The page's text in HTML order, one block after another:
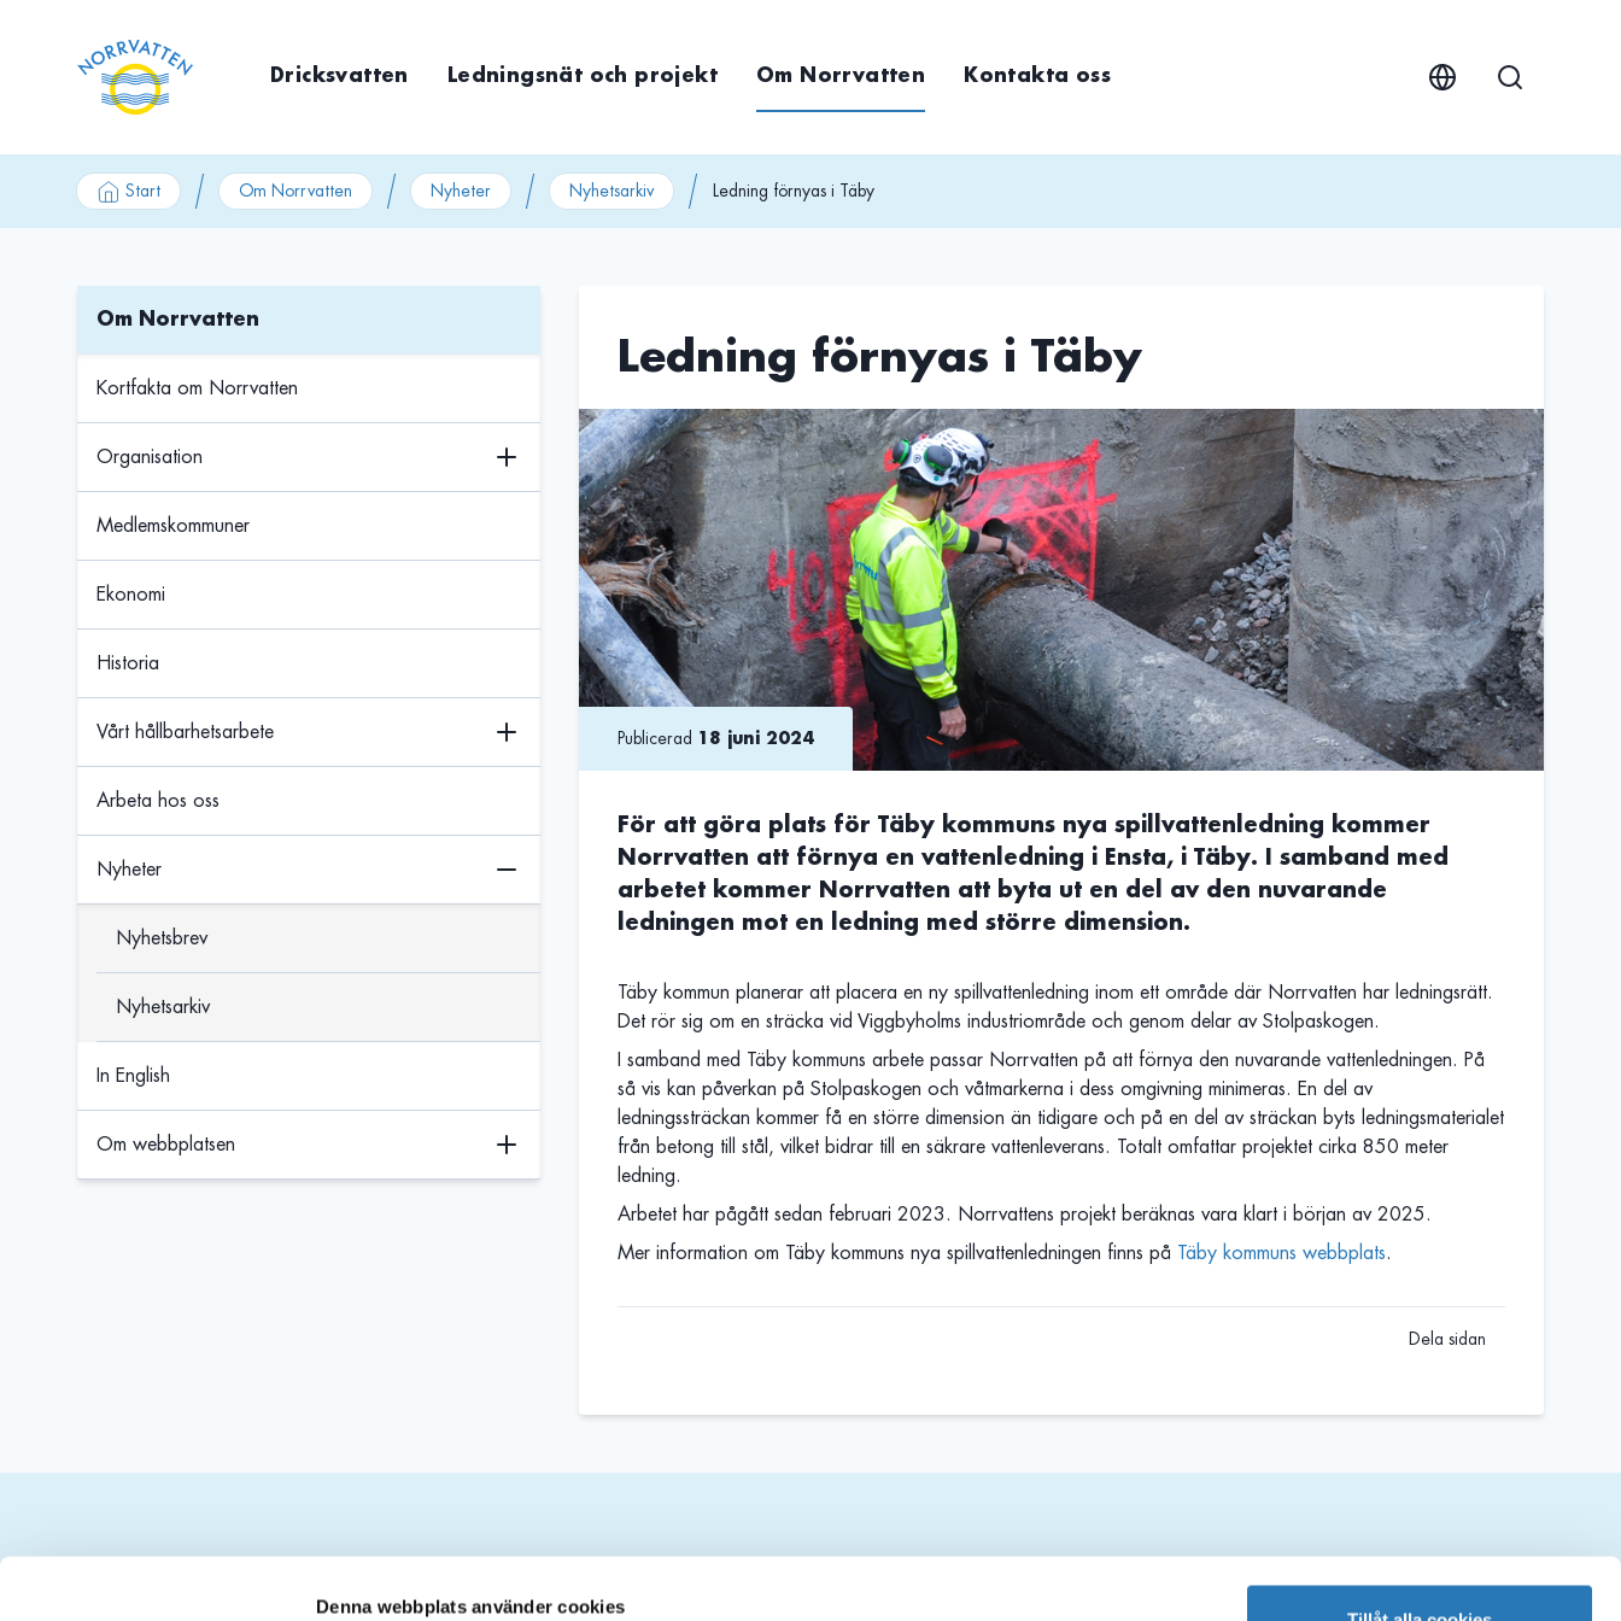
Denna webbplats använder cookies
Dricksvatten Ledningsnät och projekt Om Norrvatten Kontakta oss
Start Om Norrvatten Nyheter Nyhetsarkiv Ledning förnyas i Täby
Om Norrvatten
Kortfakta om Norrvatten
Organisation
Medlemskommuner
Ekonomi
Historia
Vårt hållbarhetsarbete
Arbeta hos oss
Nyheter
Nyhetsbrev
Nyhetsarkiv
In English
Om webbplatsen
Ledning förnyas i Täby
Publicerad 18 juni 2024
För att göra plats för Täby kommuns nya spillvattenledning kommer
Norrvatten att förnya en vattenledning i Ensta, i Täby. I samband med
arbetet kommer Norrvatten att byta ut en del av den nuvarande
ledningen mot en ledning med större dimension.
Täby kommun planerar att placera en ny spillvattenledning inom ett område där Norrvatten har ledningsrätt.
Det rör sig om en sträcka vid Viggbyholms industriområde och genom delar av Stolpaskogen.
I samband med Täby kommuns arbete passar Norrvatten på att förnya den nuvarande vattenledningen. På
så vis kan påverkan på Stolpaskogen och våtmarkerna i dess omgivning minimeras. En del av
ledningssträckan kommer få en större dimension än tidigare och på en del av sträckan byts ledningsmaterialet
från betong till stål, vilket bidrar till en säkrare vattenleverans. Totalt omfattar projektet cirka 850 meter
ledning.
Arbetet har pågått sedan februari 2023. Norrvattens projekt beräknas vara klart i början av 2025.
Mer information om Täby kommuns nya spillvattenledningen finns på Täby kommuns webbplats.
Dela sidan
Om webbplatsen